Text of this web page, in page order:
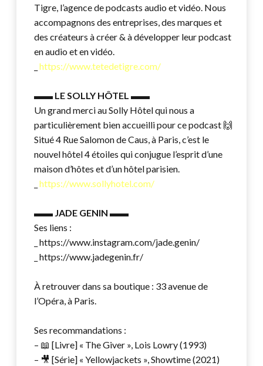
Tigre, l’agence de podcasts audio et vidéo. Nous
accompagnons des entreprises, des marques et
des créateurs à créer & à développer leur podcast
en audio et en vidéo.
_https://www.tetedetigre.com/
▬▬ LE SOLLY HÔTEL ▬▬
Un grand merci au Solly Hôtel qui nous a
particulièrement bien accueilli pour ce podcast 🙌
Situé 4 Rue Salomon de Caus, à Paris, c’est le
nouvel hôtel 4 étoiles qui conjugue l’esprit d’une
maison d’hôtes et d’un hôtel parisien.
_https://www.sollyhotel.com/
▬▬ JADE GENIN ▬▬
Ses liens :
_ https://www.instagram.com/jade.genin/
_ https://www.jadegenin.fr/
À retrouver dans sa boutique : 33 avenue de
l’Opéra, à Paris.
Ses recommandations :
– 📖 [Livre] « The Giver », Lois Lowry (1993)
– 🎥 [Série] « Yellowjackets », Showtime (2021)